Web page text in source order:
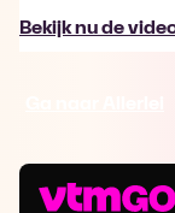
Bekijk nu de